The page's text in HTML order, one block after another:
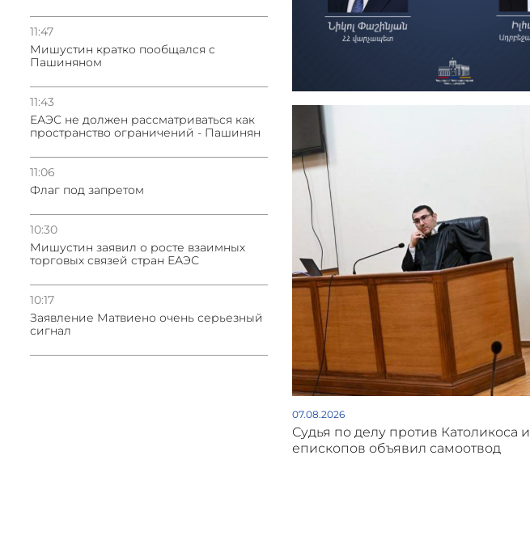
11:47
Мишустин кратко пообщался с
Пашиняном
11:43
ЕАЭС не должен рассматриваться как
пространство ограничений - Пашинян
11:06
Флаг под запретом
10:30
Мишустин заявил о росте взаимных
торговых связей стран ЕАЭС
10:17
Заявление Матвиено очень серьезный
сигнал
07.08.2026
Судья по делу против Католикоса и
епископов объявил самоотвод